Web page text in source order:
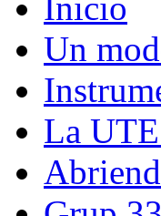
Un
La